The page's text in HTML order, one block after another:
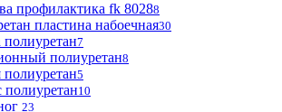
профилактика fk 80288
пластина набоечная30
полиуретан7
полиуретан8
5
полиуретан10
23